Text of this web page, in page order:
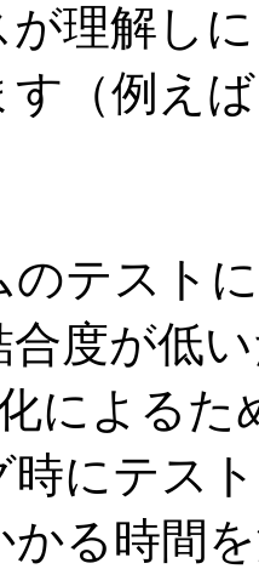
が理解し
す（例え
のテスト
度が低
によるた
時にテス
かる時間